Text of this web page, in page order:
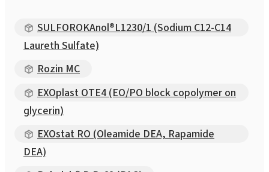
SULFOROKAnol®L1230/1 (Sodium C12-C14
Laureth Sulfate)
Rozin MC
EXOplast OTE4 (EO/PO block copolymer on
glycerin)
EXOstat RO (Oleamide DEA, Rapamide
DEA)